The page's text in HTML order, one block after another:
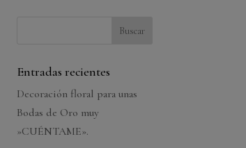
Entradas recientes
Decoración floral para unas
Bodas de Oro muy
»CUÉNTAME».